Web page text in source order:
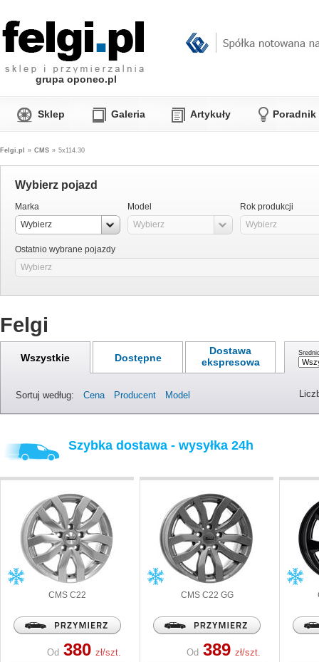
grupa oponeo.pl
Sklep Galeria Artykuły Poradnik
Felgi.pl » CMS » 5x114.30
Wybierz pojazd
Marka
Wybierz
Model
Wybierz
Rok produkcji
Wybierz
Ostatnio wybrane pojazdy
Wybierz
Felgi
Wszystkie Dostępne
Dostawa
ekspresowa
Sortuj według: Cena Producent Model
Szybka dostawa - wysyłka 24h
CMS C22
Od 380 zł/szt.
CMS C22 GG
Od 389 zł/szt.